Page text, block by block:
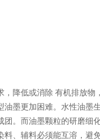
降低或消除 有机排放物
墨更加困难。水性油墨
。而油墨颗粒的研磨细
、辅料必须能互溶，避